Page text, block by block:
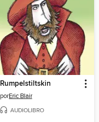
Rumpelstiltskin
porEric Blair
AUDIOLIBRO